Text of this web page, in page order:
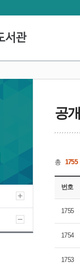
공
총 1755
번호
1755
1754
1753